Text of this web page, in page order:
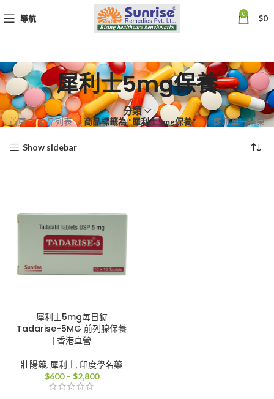
導航 0 $0
犀利士5mg保養
分類
首頁 商品列表 商品標籤為 “犀利士5mg保養” 顯示單一結果
Show sidebar
犀利士5mg每日錠
Tadarise-5MG 前列腺保養
| 香港直營
壯陽藥, 犀利士, 印度學名藥
$600 – $2,800價